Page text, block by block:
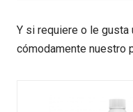
Y si requiere o le gusta
cómodamente nuestro